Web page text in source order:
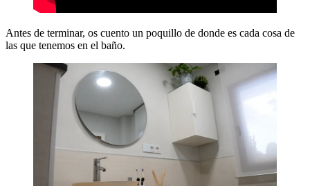
Antes de terminar, os cuento un poquillo de donde es cada cosa de
las que tenemos en el baño.